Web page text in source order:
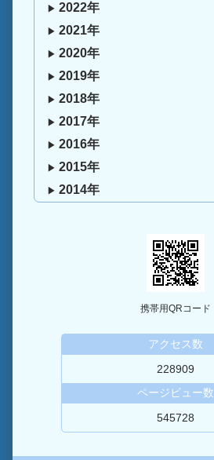
2022年
2021年
2020年
2019年
2018年
2017年
2016年
2015年
2014年
携帯用QRコード
アクセス数
228909
ページビュー数
545728